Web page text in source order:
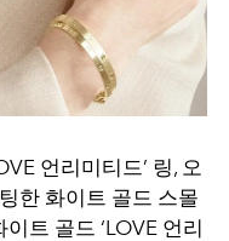
언리미티드’ 링, 오
한 화이트 골드 스몰
이트 골드 ‘LOVE 언리